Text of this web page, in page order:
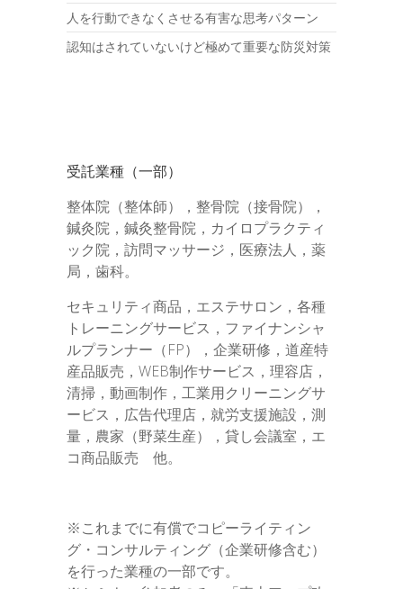
人を行動できなくさせる有害な思考パターン
認知はされていないけど極めて重要な防災対策
受託業種（一部）
整体院（整体師），整骨院（接骨院），
鍼灸院，鍼灸整骨院，カイロプラクティ
ック院，訪問マッサージ，医療法人，薬
局，歯科。
セキュリティ商品，エステサロン，各種
トレーニングサービス，ファイナンシャ
ルプランナー（FP），企業研修，道産特
産品販売，WEB制作サービス，理容店，
清掃，動画制作，工業用クリーニングサ
ービス，広告代理店，就労支援施設，測
量，農家（野菜生産），貸し会議室，エ
コ商品販売 他。
※これまでに有償でコピーライティン
グ・コンサルティング（企業研修含む）
を行った業種の一部です。